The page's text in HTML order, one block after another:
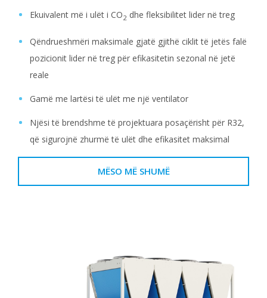
Ekuivalent më i ulët i CO2 dhe fleksibilitet lider në treg
Qëndrueshmëri maksimale gjatë gjithë ciklit të jetës falë
pozicionit lider në treg për efikasitetin sezonal në jetë
reale
Gamë me lartësi të ulët me një ventilator
Njësi të brendshme të projektuara posaçërisht për R32,
që sigurojnë zhurmë të ulët dhe efikasitet maksimal
MËSO MË SHUMË